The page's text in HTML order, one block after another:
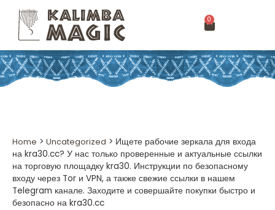
0
Home > Uncategorized > Ищете рабочие зеркала для входа
на kra30.cc? У нас только проверенные и актуальные ссылки
на торговую площадку kra30. Инструкции по безопасному
входу через Tor и VPN, а также свежие ссылки в нашем
Telegram канале. Заходите и совершайте покупки быстро и
безопасно на kra30.cc